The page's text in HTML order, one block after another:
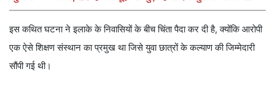
इस कथित घटना ने इलाके के निवासियों के बीच चिंता पैदा कर दी है, क्योंकि आरोपी
एक ऐसे शिक्षण संस्थान का प्रमुख था जिसे युवा छात्रों के कल्याण की जिम्मेदारी
सौंपी गई थी।